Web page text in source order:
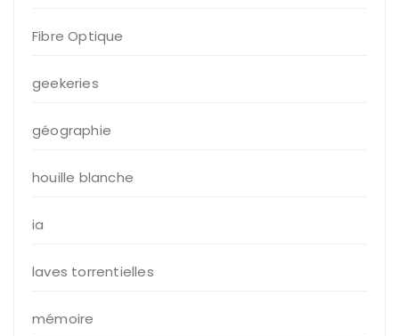
Fibre Optique
geekeries
géographie
houille blanche
ia
laves torrentielles
mémoire